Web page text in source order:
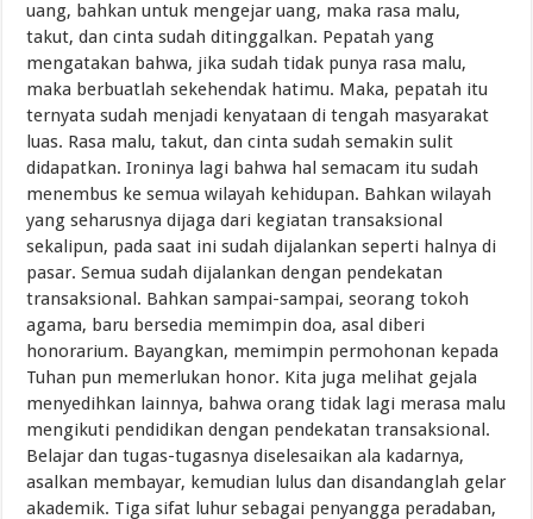
uang, bahkan untuk mengejar uang, maka rasa malu,
takut, dan cinta sudah ditinggalkan. Pepatah yang
mengatakan bahwa, jika sudah tidak punya rasa malu,
maka berbuatlah sekehendak hatimu. Maka, pepatah itu
ternyata sudah menjadi kenyataan di tengah masyarakat
luas. Rasa malu, takut, dan cinta sudah semakin sulit
didapatkan. Ironinya lagi bahwa hal semacam itu sudah
menembus ke semua wilayah kehidupan. Bahkan wilayah
yang seharusnya dijaga dari kegiatan transaksional
sekalipun, pada saat ini sudah dijalankan seperti halnya di
pasar. Semua sudah dijalankan dengan pendekatan
transaksional. Bahkan sampai-sampai, seorang tokoh
agama, baru bersedia memimpin doa, asal diberi
honorarium. Bayangkan, memimpin permohonan kepada
Tuhan pun memerlukan honor. Kita juga melihat gejala
menyedihkan lainnya, bahwa orang tidak lagi merasa malu
mengikuti pendidikan dengan pendekatan transaksional.
Belajar dan tugas-tugasnya diselesaikan ala kadarnya,
asalkan membayar, kemudian lulus dan disandanglah gelar
akademik. Tiga sifat luhur sebagai penyangga peradaban,